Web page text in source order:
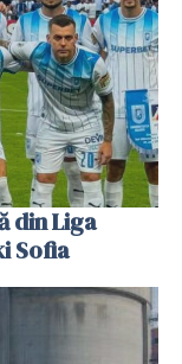
din Liga
Sofia